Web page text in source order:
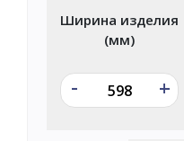
Ширина изделия
(мм)
- +